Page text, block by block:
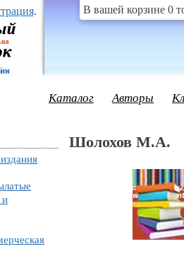
. В вашей корзине 0
Каталог Авторы
и
Шолохов М.А.